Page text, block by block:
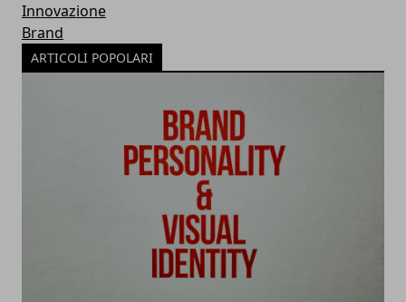
Innovazione
Brand
ARTICOLI POPOLARI